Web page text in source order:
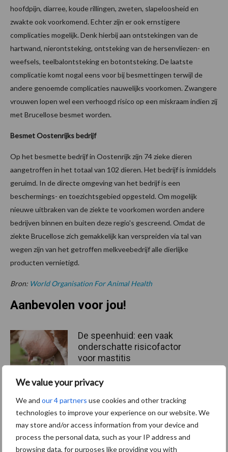
We value your privacy
We and our 4 partners use cookies and other tracking
technologies to improve your experience on our website. We
may store and/or access information from your device and
process the personal data, such as your IP address and
browsing data, for purposes like providing you with
hoofdpijn, diarree, koude rillingen, zweten, slapeloosheid en
zwakte ook voorkomend. Echter zijn er ook ernstigere
complicaties mogelijk. Denk hierbij aan ontstekingen van de
hartwand, nierontsteking, ontsteking van de hersenvliezen- en
weefsels, teelbalontsteking en botontsteking. De laatste
complicatie komt nogal eens voor bij besmettingen terwijl de
andere genoemde complicaties nauwelijks voorkomen. Zwangere
vrouwen lopen wel een verhoogd risico op een miskraam indien zij
met Brucellose besmet worden.
Besmet Oostenrijks bedrijf
Op het besmette bedrijf in Oostenrijk zijn 74 zieke dieren
aangetroffen in het totaal van 102 dieren. Het bedrijf is inmiddels
geruimd. In de directe omgeving van het bedrijf is een
beschermings- en toezichtsgebied opgesteld. Om mogelijk
nieuwe uitbraken van de ziekte te voorkomen worden andere
bedrijven binnen en buiten deze regio's gescreend. Omdat de
ziekte Brucellose zich gemakkelijk kan verspreiden via tal van
wegen zijn van het getroffen melkveebedrijf alle dierlijke
producten vernietigd.
Bron: World Organisation For Animal Health
Aanbevolen voor jou!
De speenhuid: een vaak
onderschatte risicofactor
voor mastitis
ForFarmers ziet volume en
marktaandeel groeien in
krimpende Nederlandse
markt